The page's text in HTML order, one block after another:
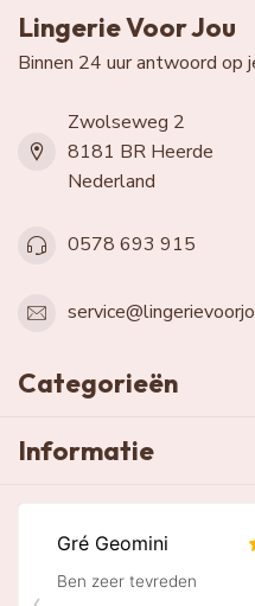
Lingerie Voor Jou
Binnen 24 uur antwoord op
Zwolseweg 2
8181 BR Heerde
Nederland
0578 693 915
Categorieën
Informatie